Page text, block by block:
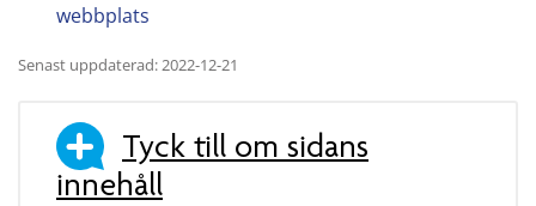
webbplats
Senast uppdaterad: 2022-12-21
Tyck till om sidans
innehåll